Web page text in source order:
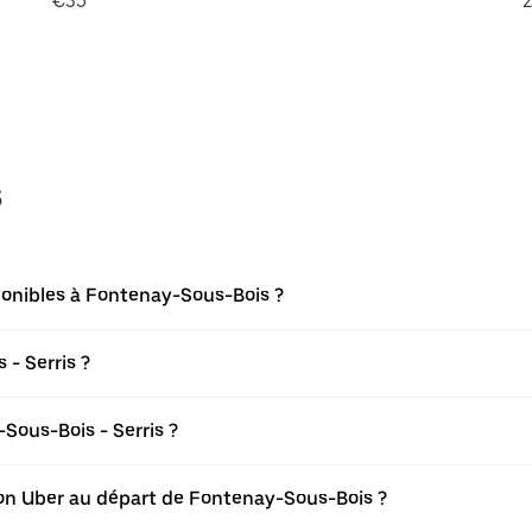
à Fontenay-Sous-Bois ?
- Serris ?
Bois - Serris ?
Uber au départ de Fontenay-Sous-Bois ?